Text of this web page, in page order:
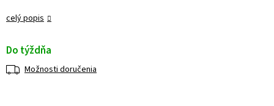
celý popis
Do týždňa
Možnosti doručenia